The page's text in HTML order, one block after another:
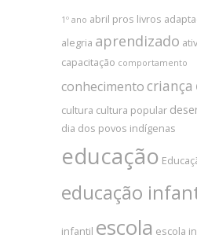
1º ano abril pros livros
alegria aprendizado
capacitação comportamento
conhecimentocriança
cultura cultura popular
dia dos povos indígenas
educação
educação
infantil escola escola